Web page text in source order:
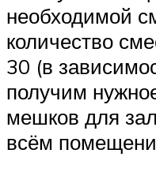
необходимой
количество
30 (в
получим
мешков для
всём